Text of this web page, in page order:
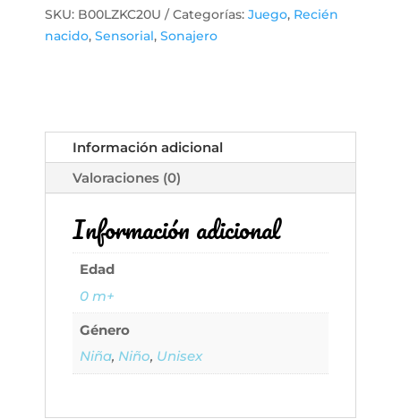
Actividad
y
Buddies
–
Cachorro
Sonajero
Texturas
cantidad
SKU: B00LZKC20U Categorías: Juego, Recién
nacido, Sensorial, Sonajero
Información adicional
Valoraciones (0)
Información adicional
Edad
0 m+
Género
Niña, Niño, Unisex